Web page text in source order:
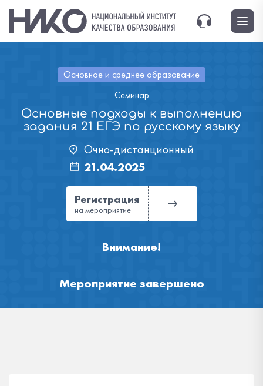
Основное и среднее образование
Семинар
Основные подходы к выполнению
задания 21 ЕГЭ по русскому языку
Очно-дистанционный
21.04.2025
Регистрация
на мероприятие
Внимание!
Мероприятие завершено